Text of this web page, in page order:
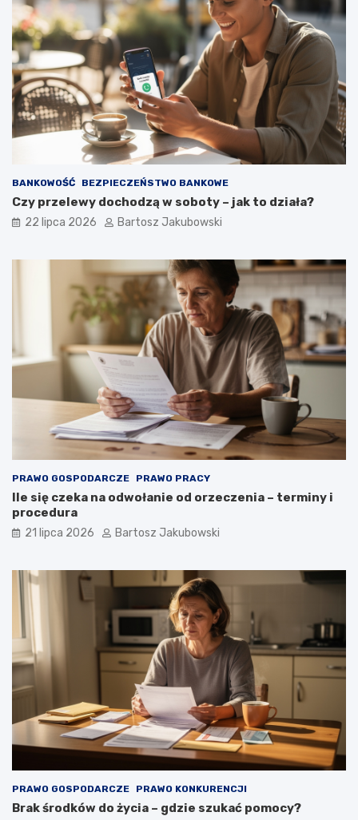
BANKOWOŚĆ BEZPIECZEŃSTWO BANKOWE
Czy przelewy dochodzą w soboty – jak to działa?
22 lipca 2026 Bartosz Jakubowski
PRAWO GOSPODARCZE PRAWO PRACY
Ile się czeka na odwołanie od orzeczenia – terminy i
procedura
21 lipca 2026 Bartosz Jakubowski
PRAWO GOSPODARCZE PRAWO KONKURENCJI
Brak środków do życia – gdzie szukać pomocy?